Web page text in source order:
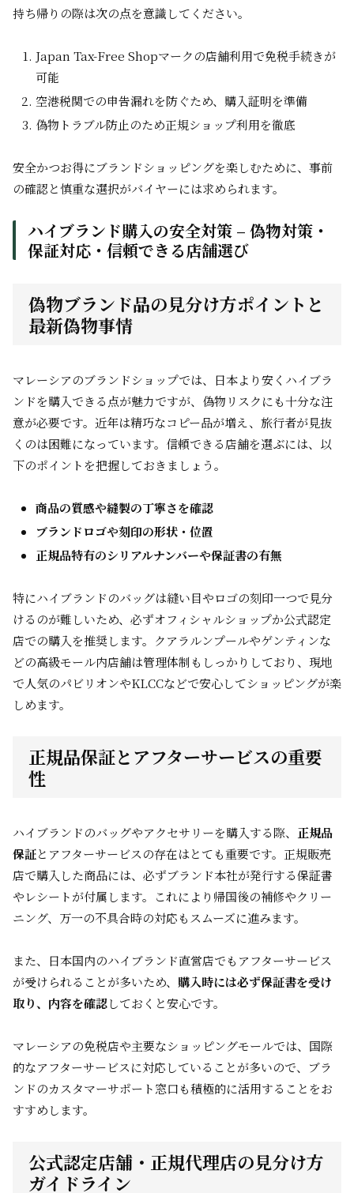
持ち帰りの際は次の点を意識してください。
Japan Tax-Free Shopマークの店舗利用で免税手続きが
可能
空港税関での申告漏れを防ぐため、購入証明を準備
偽物トラブル防止のため正規ショップ利用を徹底
安全かつお得にブランドショッピングを楽しむために、事前
の確認と慎重な選択がバイヤーには求められます。
ハイブランド購入の安全対策 – 偽物対策・
保証対応・信頼できる店舗選び
偽物ブランド品の見分け方ポイントと
最新偽物事情
マレーシアのブランドショップでは、日本より安くハイブラ
ンドを購入できる点が魅力ですが、偽物リスクにも十分な注
意が必要です。近年は精巧なコピー品が増え、旅行者が見抜
くのは困難になっています。信頼できる店舗を選ぶには、以
下のポイントを把握しておきましょう。
商品の質感や縫製の丁寧さを確認
ブランドロゴや刻印の形状・位置
正規品特有のシリアルナンバーや保証書の有無
特にハイブランドのバッグは縫い目やロゴの刻印一つで見分
けるのが難しいため、必ずオフィシャルショップか公式認定
店での購入を推奨します。クアラルンプールやゲンティンな
どの高級モール内店舗は管理体制もしっかりしており、現地
で人気のパビリオンやKLCCなどで安心してショッピングが楽
しめます。
正規品保証とアフターサービスの重要
性
ハイブランドのバッグやアクセサリーを購入する際、 正規品
保証とアフターサービスの存在はとても重要です。正規販売
店で購入した商品には、必ずブランド本社が発行する保証書
やレシートが付属します。これにより帰国後の補修やクリー
ニング、万一の不具合時の対応もスムーズに進みます。
また、日本国内のハイブランド直営店でもアフターサービス
が受けられることが多いため、 購入時には必ず保証書を受け
取り、内容を確認しておくと安心です。
マレーシアの免税店や主要なショッピングモールでは、国際
的なアフターサービスに対応していることが多いので、ブラ
ンドのカスタマーサポート窓口も積極的に活用することをお
すすめします。
公式認定店舗・正規代理店の見分け方
ガイドライン